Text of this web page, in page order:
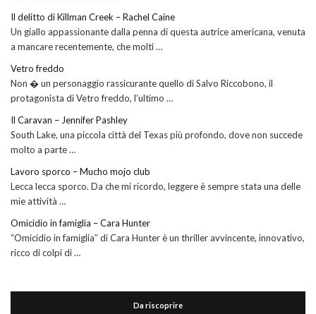
Il delitto di Killman Creek – Rachel Caine
Un giallo appassionante dalla penna di questa autrice americana, venuta
a mancare recentemente, che molti …
Vetro freddo
Non � un personaggio rassicurante quello di Salvo Riccobono, il
protagonista di Vetro freddo, l’ultimo …
Il Caravan – Jennifer Pashley
South Lake, una piccola città del Texas più profondo, dove non succede
molto a parte …
Lavoro sporco – Mucho mojo club
Lecca lecca sporco. Da che mi ricordo, leggere è sempre stata una delle
mie attività …
Omicidio in famiglia – Cara Hunter
“Omicidio in famiglia” di Cara Hunter è un thriller avvincente, innovativo,
ricco di colpi di …
Da riscoprire